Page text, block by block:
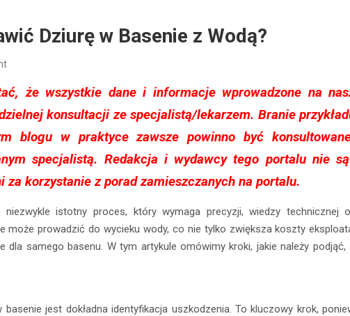
Dziurę w Basenie z Wodą?
że wszystkie dane i informacje wprowadzone na
konsultacji ze specjalistą/lekarzem. Branie
blogu w praktyce zawsze powinno być
specjalistą. Redakcja i wydawcy tego portalu nie
za korzystanie z porad zamieszczanych na portalu.
istotny proces, który wymaga precyzji, wiedzy technicznej
może prowadzić do wycieku wody, co nie tylko zwiększa koszty
dla samego basenu. W tym artykule omówimy kroki, jakie należy podjąć,
jest dokładna identyfikacja uszkodzenia. To kluczowy krok,